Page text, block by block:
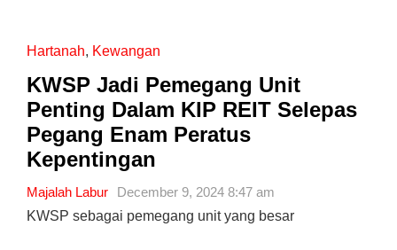
Hartanah, Kewangan
KWSP Jadi Pemegang Unit
Penting Dalam KIP REIT Selepas
Pegang Enam Peratus
Kepentingan
Majalah Labur
December 9, 2024 8:47 am
KWSP sebagai pemegang unit yang besar